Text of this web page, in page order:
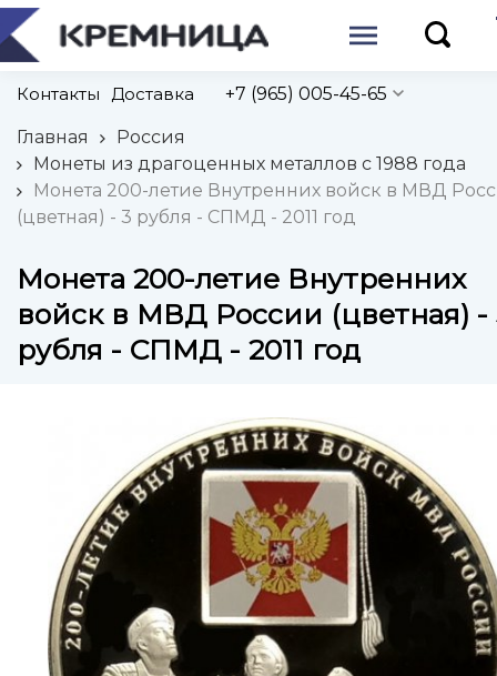
Контакты Доставка +7 (965) 005-45-65
Главная
Россия
Монеты из драгоценных металлов с 1988 года
Монета 200-летие Внутренних войск в МВД
(цветная) - 3 рубля - СПМД - 2011 год
Монета 200-летие Внутренних
войск в МВД России (цветная) -
рубля - СПМД - 2011 год